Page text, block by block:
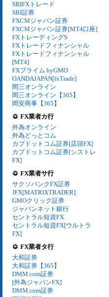
SBIFXトレード
SBI証券
FXCMジャパン証券
FXCMジャパン証券[MT4口座]
FXトレーディングS
FXトレードフィナンシャル
FXトレードフィナンシャル
[MT4]
FXプライム byGMO
OANDAJAPAN[fxTrade]
岡三オンライン
岡三オンライン【365】
岡安商事【365】
FX業者カ行
外為オンライン
外為どっとコム
カブドットコム証券[店頭FX]
カブドットコム証券[シストレ
FX]
FX業者サ行
サクソバンクFX証券
JFX[MATRIXTRADER]
GMOクリック証券
ジャパンネット銀行
セントラル短資FX
セントラル短資FX[ウルトラ
FX]
FX業者タ行
大和証券
大和証券【365】
DMM.com証券
[外為ジャパンFX]
DMM.com証券